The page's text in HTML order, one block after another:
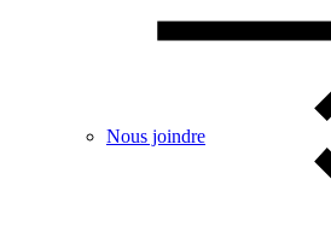
Nous joindre